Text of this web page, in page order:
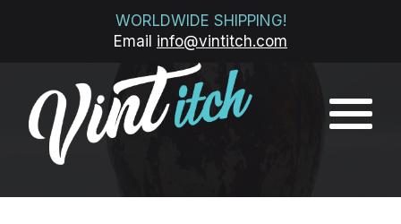
WORLDWIDE SHIPPING!
Emailinfo@vintitch.com